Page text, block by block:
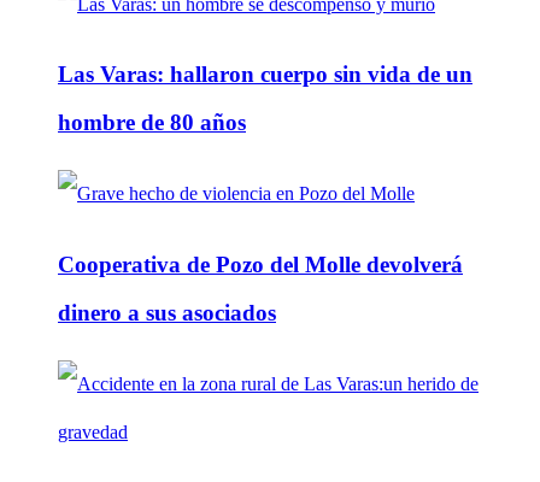
Las Varas: hallaron cuerpo sin vida de un
hombre de 80 años
Cooperativa de Pozo del Molle devolverá
dinero a sus asociados